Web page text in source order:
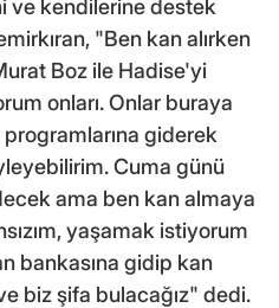
ve kendilerine destek
"Ben kan alırken
Boz ile Hadise'yi
onları. Onlar buraya
giderek
Cuma günü
ama ben kan almaya
yaşamak istiyorum
bankasına gidip kan
biz şifa bulacağız" dedi.